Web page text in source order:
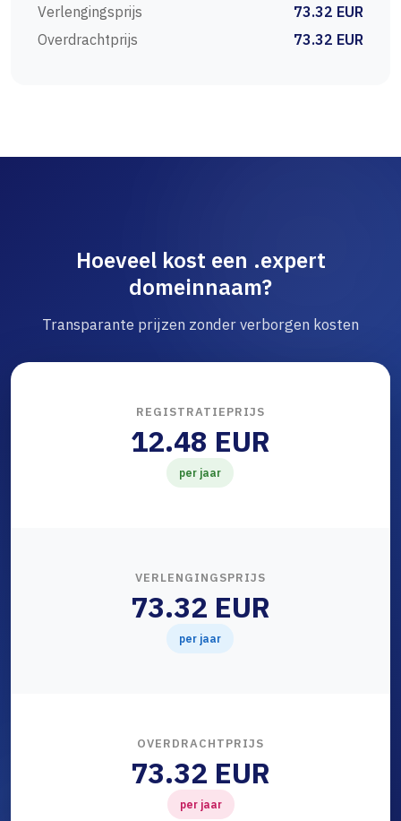
Verlengingsprijs
73.32 EUR
Overdrachtprijs
73.32 EUR
Hoeveel kost een .expert
domeinnaam?
Transparante prijzen zonder verborgen kosten
REGISTRATIEPRIJS
12.48 EUR
per jaar
VERLENGINGSPRIJS
73.32 EUR
per jaar
OVERDRACHTPRIJS
73.32 EUR
per jaar